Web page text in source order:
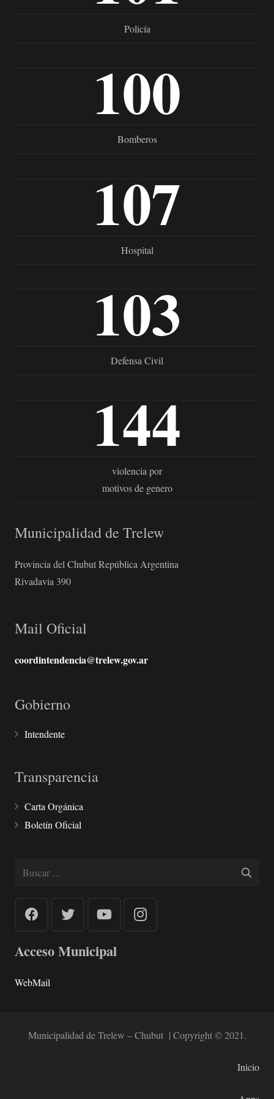
Policía
100
Bomberos
107
Hospital
103
Defensa Civil
144
violencia por
motivos de genero
Municipalidad de Trelew
Provincia del Chubut República Argentina
Rivadavia 390
Mail Oficial
coordintendencia@trelew.gov.ar
Gobierno
Intendente
Transparencia
Carta Orgánica
Boletín Oficial
Buscar:
Acceso Municipal
WebMail
Municipalidad de Trelew – Chubut | Copyright © 2021.
Inicio